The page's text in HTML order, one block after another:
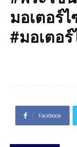
มอเตอร์
#มอเตอ
Facebook